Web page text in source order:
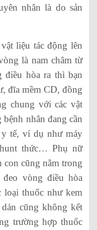
nhân là do sản
liệu tác động lên
là nam châm từ
điều hòa ra thì bạn
đĩa mềm CD, đồng
chung với các vật
nhân đang cần
y tế, ví dụ như máy
thức… Phụ nữ
con cũng nằm trong
vòng điều hòa
loại thuốc như kem
cũng không kết
trường hợp thuốc